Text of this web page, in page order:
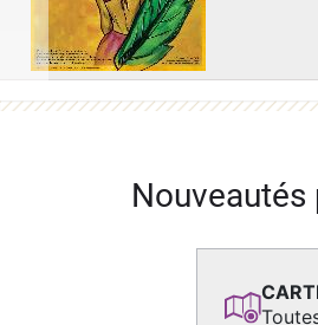
Nouveautés